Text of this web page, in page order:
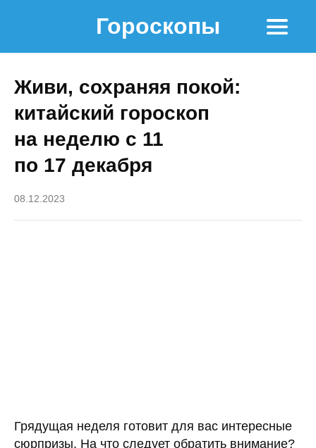
Гороскопы
Живи, сохраняя покой:
китайский гороскоп
на неделю с 11
по 17 декабря
08.12.2023
Грядущая неделя готовит для вас интересные
сюрпризы. На что следует обратить внимание?